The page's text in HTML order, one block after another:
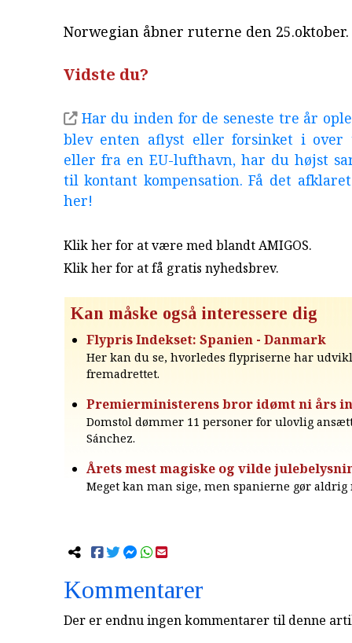
Norwegian åbner ruterne den 25.oktober.
Vidste du?
Har du inden for de seneste tre år
blev enten aflyst eller forsinket i
eller fra en EU-lufthavn, har du højst
til kontant kompensation. Få det
her!
Klik her for at være med blandt AMIGOS.
Klik her for at få gratis nyhedsbrev.
Kan måske også interessere dig
Flypris Indekset: Spanien - Danmark
Her kan du se, hvorledes flypriserne har
fremadrettet.
Premierministerens bror idømt ni års
Domstol dømmer 11 personer for ulovlig
Sánchez.
Årets mest magiske og vilde
Meget kan man sige, men spanierne gør aldrig
Kommentarer
Der er endnu ingen kommentarer til denne